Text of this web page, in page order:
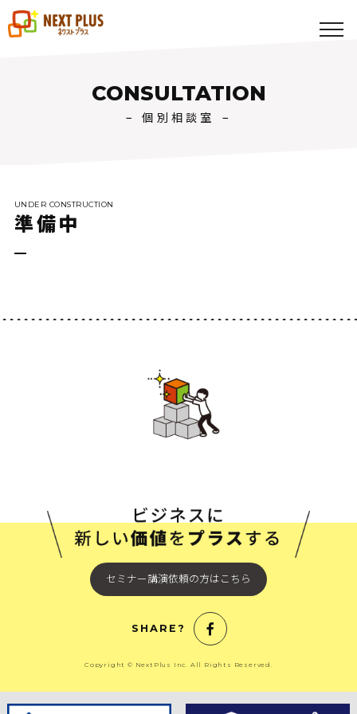
CONSULTATION
− 個別相談室 −
UNDER CONSTRUCTION
準備中
セミナー講演依頼の方はこちら
SHARE?
Copyright © NextPlus Inc. All Rights Reserved.